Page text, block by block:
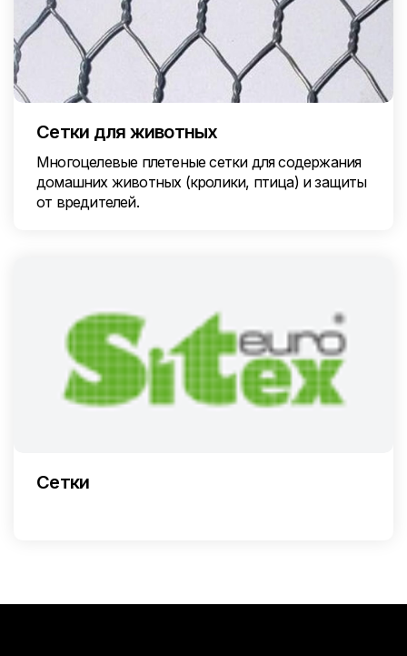
Сетки для животных
Многоцелевые плетеные сетки для содержания
домашних животных (кролики, птица) и защиты
от вредителей.
Сетки